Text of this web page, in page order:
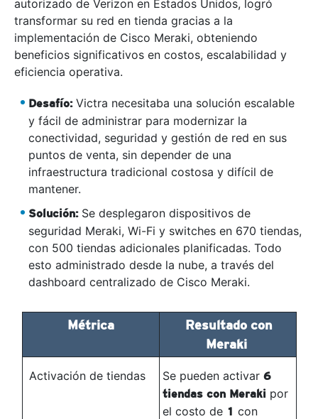
autorizado de Verizon en Estados Unidos, logró
transformar su red en tienda gracias a la
implementación de Cisco Meraki, obteniendo
beneficios significativos en costos, escalabilidad y
eficiencia operativa.
Desafío:Victra necesitaba una solución escalable
y fácil de administrar para modernizar la
conectividad, seguridad y gestión de red en sus
puntos de venta, sin depender de una
infraestructura tradicional costosa y difícil de
mantener.
Solución:Se desplegaron dispositivos de
seguridad Meraki, Wi-Fi y switches en 670 tiendas,
con 500 tiendas adicionales planificadas. Todo
esto administrado desde la nube, a través del
dashboard centralizado de Cisco Meraki.
Métrica
Resultado con
Meraki
Activación de tiendas Se pueden activar 6
tiendas con Meraki por
el costo de 1 con